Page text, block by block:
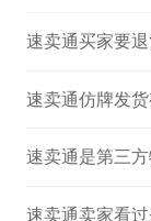
速卖通买家要
速卖通仿牌发
速卖通卖家看